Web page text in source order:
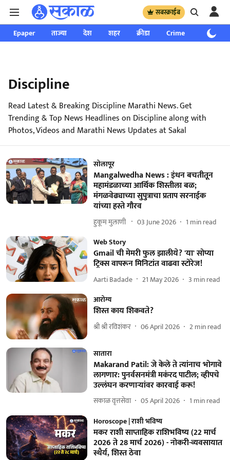
सबस्क्राईब
Epaper ताज्या देश शहर क्रीडा Crime साप्ताहिक
Discipline
Read Latest & Breaking Discipline Marathi News. Get
Trending & Top News Headlines on Discipline along with
Photos, Videos and Marathi News Updates at Sakal
सोलापूर
Mangalwedha News : इंधन बचतीतून
महामंडळाच्या आर्थिक शिस्तीला बळ;
मंगळवेढ्याच्या सुपुत्राचा प्रताप सरनाईक
यांच्या हस्ते गौरव
हुकूम मुलाणी ​ 03 June 2026 1 min read
Web Story
Gmail ची मेमरी फुल झालीये? 'या' सोप्या
ट्रिक्स वापरून मिनिटांत वाढवा स्टोरेज!
Aarti Badade 21 May 2026 3 min read
आरोग्य
शिस्त काय शिकवते?
श्री श्री रविशंकर 06 April 2026 2min read
सातारा
Makarand Patil: जे केले ते त्यांनाच भोगावे
लागणार: पुनर्वसनमंत्री मकंरद पाटील; व्हीपचे
उल्लंघन करणाऱ्यांवर कारवाई करू!
सकाळ वृत्तसेवा 05 April 2026 1 min read
Horoscope | राशी भविष्य
मकर राशी साप्ताहिक राशिभविष्य (22 मार्च
2026 ते 28 मार्च 2026) - नोकरी-व्यवसायात
स्थैर्य, शिस्त ठेवा